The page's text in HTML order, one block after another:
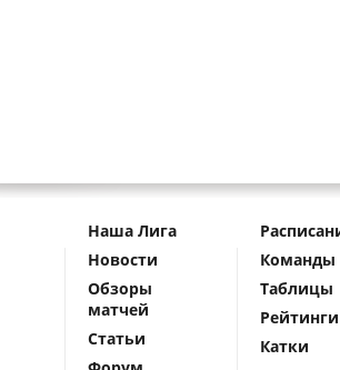
Наша Лига
Новости
Обзоры
матчей
Статьи
Команды
Таблицы
Рейтинги
Катки